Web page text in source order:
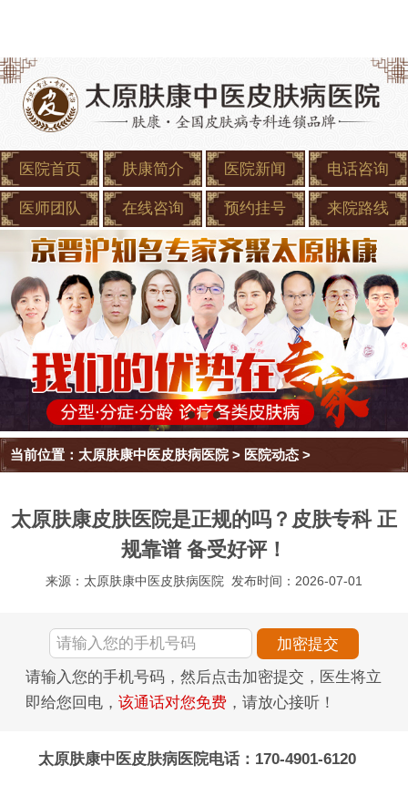
医院首页 肤康简介 医院新闻 电话咨询
医师团队 在线咨询 预约挂号 来院路线
当前位置： 太原肤康中医皮肤病医院> 医院动态 >
太原肤康皮肤医院是正规的吗？皮肤专科 正
规靠谱 备受好评！
来源：太原肤康中医皮肤病医院 发布时间：2026-07-01
请输入您的手机号码，然后点击加密提交，医生将立
即给您回电， 该通话对您免费 ，请放心接听！
太原肤康中医皮肤病医院电话：170-4901-6120